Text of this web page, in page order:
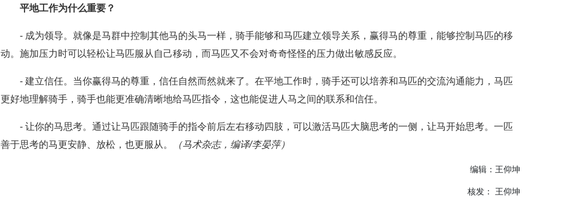
平地工作为什么重要？
- 成为领导。就像是马群中控制其他马的头马一样，骑手能够和马匹建立领导关系，赢得马的尊重，能够控制马匹的移
动。施加压力时可以轻松让马匹服从自己移动，而马匹又不会对奇奇怪怪的压力做出敏感反应。
- 建立信任。当你赢得马的尊重，信任自然而然就来了。在平地工作时，骑手还可以培养和马匹的交流沟通能力，马匹
更好地理解骑手，骑手也能更准确清晰地给马匹指令，这也能促进人马之间的联系和信任。
- 让你的马思考。通过让马匹跟随骑手的指令前后左右移动四肢，可以激活马匹大脑思考的一侧，让马开始思考。一匹
善于思考的马更安静、放松，也更服从。
（马术杂志，编译/李晏萍）
编辑：王仰坤
核发： 王仰坤